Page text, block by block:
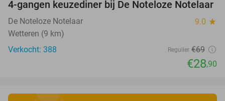
58%
4-gangen keuzediner bij De Noteloze Notelaar
De Noteloze Notelaar 9.0 star
Wetteren (9 km)
Verkocht: 388
Regulier €69
€28,90